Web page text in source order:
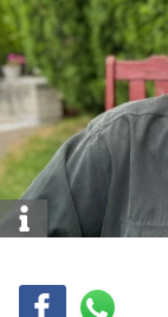
Info